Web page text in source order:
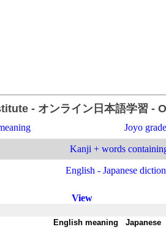
- オンライン日本語学習 -
Joyo
Kanji + words
English - Japanese
View
English meaning Japanese